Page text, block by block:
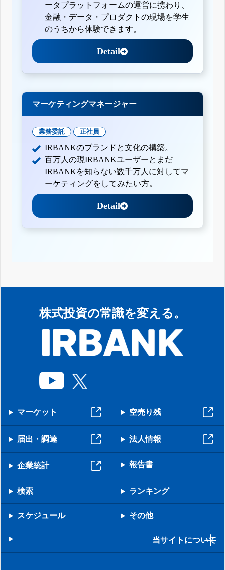
ータプラットフォームの運営に携わり、
金融・データ・プロダクトの現場を学生
のうちから体験できます。
Detail
マーケティングマネージャー
業務委託 正社員
IRBANKのブランドと文化の構築。
百万人の現IRBANKユーザーとまだ
IRBANKを知らない数千万人に対してマ
ーケティングをしてみたい方。
Detail
株式投資の常識を変える。
マーケット 空売り残
届出・調達 法人情報
企業統計 報告書
検索 ランキング
スケジュール その他
当サイトについて